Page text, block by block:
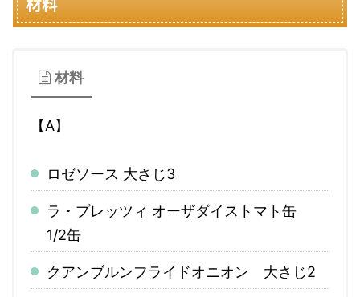
材料
【A】
ロゼソース 大さじ3
ラ・プレッツィ オーザダイストマト缶
1/2缶
クアンブルンフライドオニオン 大さじ2